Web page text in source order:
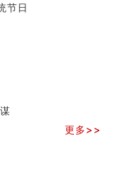
缘分？
结婚？
門風水解方？
节日
更多>>